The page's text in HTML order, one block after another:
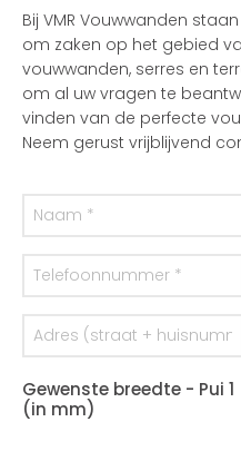
Bij VMR Vouwwanden
om zaken op het gebied
vouwwanden, serres en
om al uw vragen te
vinden van de perfecte
Neem gerust vrijblijvend
Gewenste breedte - Pui 1
(in mm)